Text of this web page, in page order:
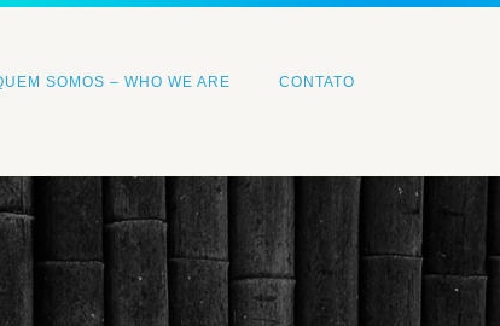
SOMOS – WHO WE ARE CONTATO